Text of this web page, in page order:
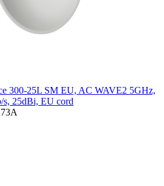
300-25L SM EU, AC WAVE2 5GHz,
25dBi, EU cord